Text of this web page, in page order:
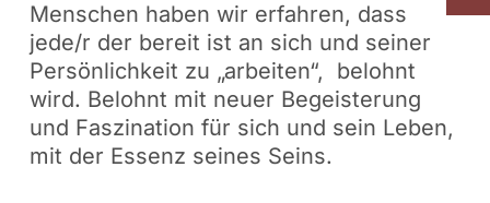
Menschen haben wir erfahren, dass
jede/r der bereit ist an sich und seiner
Persönlichkeit zu „arbeiten“, belohnt
wird. Belohnt mit neuer Begeisterung
und Faszination für sich und sein Leben,
mit der Essenz seines Seins.